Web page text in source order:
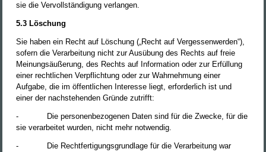
sie die Vervollständigung verlangen.
5.3 Löschung
Sie haben ein Recht auf Löschung („Recht auf Vergessenwerden“),
sofern die Verarbeitung nicht zur Ausübung des Rechts auf freie
Meinungsäußerung, des Rechts auf Information oder zur Erfüllung
einer rechtlichen Verpflichtung oder zur Wahrnehmung einer
Aufgabe, die im öffentlichen Interesse liegt, erforderlich ist und
einer der nachstehenden Gründe zutrifft:
-
Die personenbezogenen Daten sind für die Zwecke, für die
sie verarbeitet wurden, nicht mehr notwendig.
-
Die Rechtfertigungsgrundlage für die Verarbeitung war